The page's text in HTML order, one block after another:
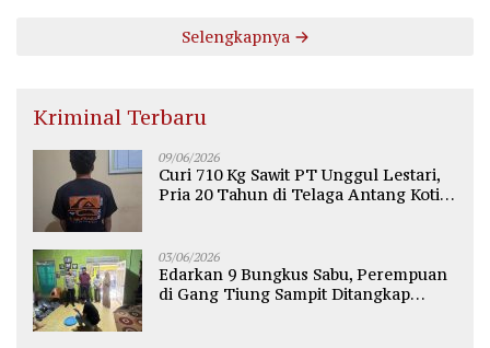
Selengkapnya
Kriminal Terbaru
09/06/2026
Curi 710 Kg Sawit PT Unggul Lestari,
Pria 20 Tahun di Telaga Antang Kotim
03/06/2026
Edarkan 9 Bungkus Sabu, Perempuan
di Gang Tiung Sampit Ditangkap